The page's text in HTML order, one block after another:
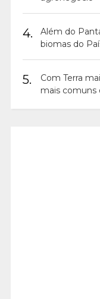
4.
Além do
biomas do
5.
Com Terra
mais comuns